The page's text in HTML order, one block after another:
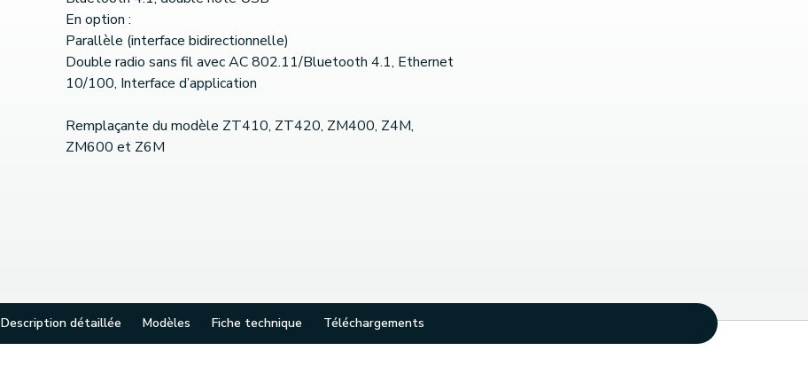
En option :
Parallèle (interface bidirectionnelle)
Double radio sans fil avec AC 802.11/Bluetooth 4.1, Ethernet
10/100, Interface d’application
Remplaçante du modèle ZT410, ZT420, ZM400, Z4M,
ZM600 et Z6M
Description détaillée Modèles Fiche technique Téléchargements